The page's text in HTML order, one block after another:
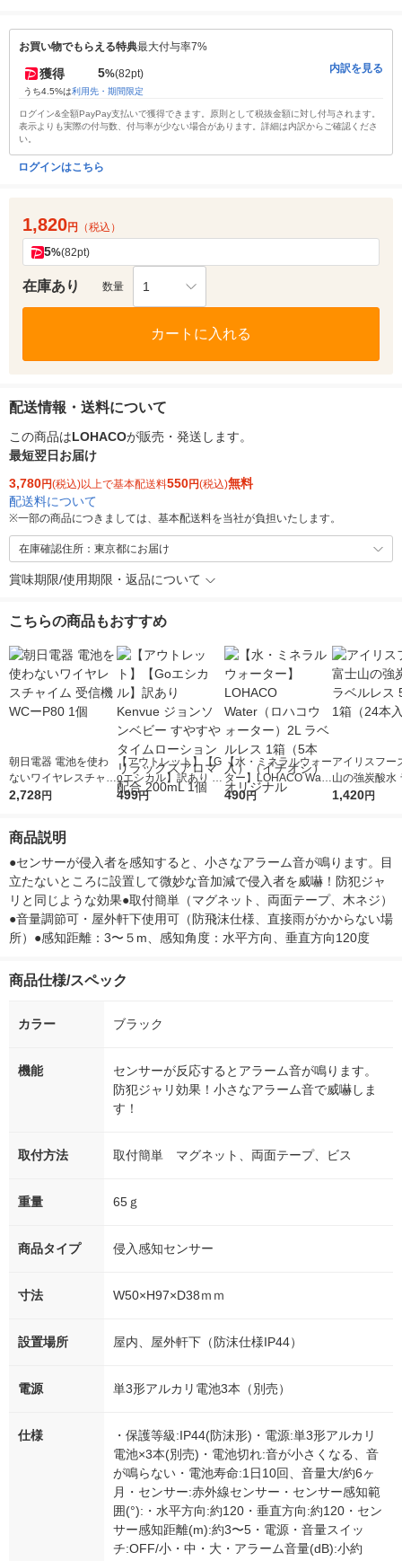
お買い物でもらえる特典最大付与率7%
獲得 5%(82pt)
うち4.5%は利用先・期間限定
内訳を見る
ログイン&全額PayPay支払いで獲得できます。原則として税抜金額に対し付与されます。
表示よりも実際の付与数、付与率が少ない場合があります。詳細は内訳からご確認くださ
い。
ログインはこちら
1,820円 （税込）
5%(82pt)
在庫あり 数量 1
カートに入れる
配送情報・送料について
この商品はLOHACOが販売・発送します。
最短翌日お届け
3,780円(税込)以上で基本配送料550円(税込)無料
配送料について
※一部の商品につきましては、基本配送料を当社が負担いたします。
在庫確認住所：東京都にお届け
賞味期限/使用期限・返品について
こちらの商品もおすすめ
朝日電器 電池を使わ
ないワイヤレスチャイ
ム 受信機 WCーP80 1
2,728円
【アウトレット】【G
oエシカル】訳あり K
envue ジョンソンベ
1個
499円
【水・ミネラルウォー
ター】LOHACO Wate
r（ロハコウォータ
490円
アイリスフー
山の強炭酸水
レス 500ml 1
1,420円
商品説明
●センサーが侵入者を感知すると、小さなアラーム音が鳴ります。目
立たないところに設置して微妙な音加減で侵入者を威嚇！防犯ジャ
リと同じような効果●取付簡単（マグネット、両面テープ、木ネジ）
●音量調節可・屋外軒下使用可（防飛沫仕様、直接雨がかからない場
所）●感知距離：3〜５m、感知角度：水平方向、垂直方向120度
商品仕様/スペック
カラー ブラック
機能
センサーが反応するとアラーム音が鳴ります。
防犯ジャリ効果！小さなアラーム音で威嚇しま
す！
取付方法 取付簡単 マグネット、両面テープ、ビス
重量 65ｇ
商品タイプ 侵入感知センサー
寸法 W50×H97×D38ｍｍ
設置場所 屋内、屋外軒下（防沫仕様IP44）
電源 単3形アルカリ電池3本（別売）
仕様
・保護等級:IP44(防沫形)・電源:単3形アルカリ
電池×3本(別売)・電池切れ:音が小さくなる、音
が鳴らない・電池寿命:1日10回、音量大/約6ヶ
月・センサー:赤外線センサー・センサー感知範
囲(°):・水平方向:約120・垂直方向:約120・セン
サー感知距離(m):約3〜5・電源・音量スイッ
チ:OFF/小・中・大・アラーム音量(dB):小約